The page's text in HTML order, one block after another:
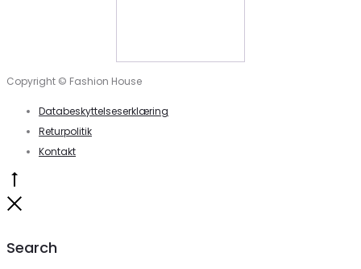
Copyright © Fashion House
Databeskyttelseserklæring
Returpolitik
Kontakt
Search